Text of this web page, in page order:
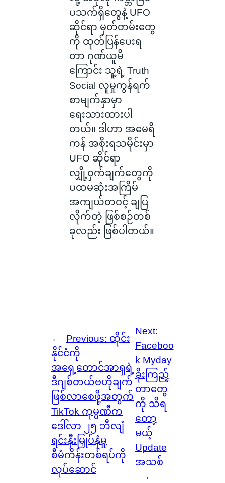
ပသက်ရှိတွေနဲ့ UFO
ဆိုင်ရာ မှတ်တမ်းတွေ
ကို ထုတ်ပြန်ပေးရ
တာ ဂုဏ်ယူမိ
ကြောင်း သူ့ရဲ့ Truth
Social လူမှုကွန်ရက်
စာမျက်နှာမှာ
ရေးသားထားပါ
တယ်။ ဒါဟာ အမေရိ
ကန် အစိုးရသမိုင်းမှာ
UFO ဆိုင်ရာ
လျှို့ဝှက်ချက်တွေကို
ပထမဆုံးအကြိမ်
အကျယ်တဝင့် ချပြ
လိုက်တဲ့ ဖြစ်စဉ်တစ်
ခုလည်း ဖြစ်ပါတယ်။
← Previous: ထိုင်း
နိုင်ငံကို
အရှေ့တောင်အာရှရဲ့
ဒီဂျစ်တယ်ဗဟိုချက်
ဖြစ်လာစေဖို့အတွက်
TikTok ကုမ္ပဏီက
ဒေါ်လာ ၂၅ ဘီလျံ
ရင်းနှီးမြှုပ်နှံမှု
စီမံကိန်းတစ်ရပ်ကို
လုပ်ဆောင်
Next:
Faceboo
k Myday
ခိုးကြည့်
တာတွေ
ကို သိရ
တော့
မယ့်
Update
အသစ်
→